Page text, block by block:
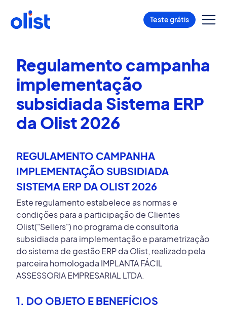
Teste grátis
Regulamento campanha
implementação
subsidiada Sistema ERP
da Olist 2026
REGULAMENTO CAMPANHA
IMPLEMENTAÇÃO SUBSIDIADA
SISTEMA ERP DA OLIST 2026
Este regulamento estabelece as normas e
condições para a participação de Clientes
Olist("Sellers") no programa de consultoria
subsidiada para implementação e parametrização
do sistema de gestão ERP da Olist, realizado pela
parceira homologada IMPLANTA FÁCIL
ASSESSORIA EMPRESARIAL LTDA.
1. DO OBJETO E BENEFÍCIOS